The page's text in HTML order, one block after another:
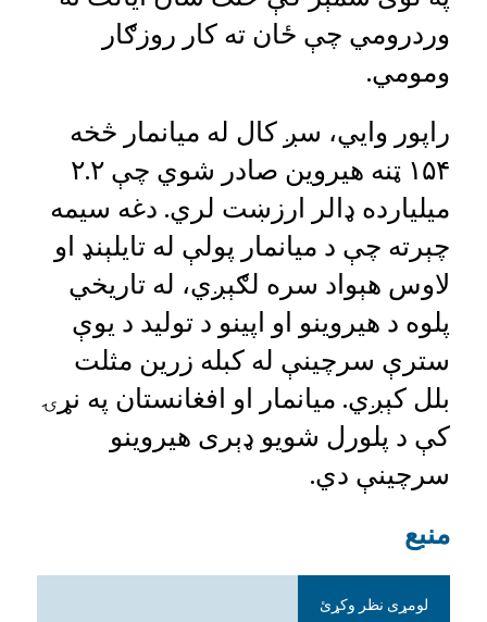
وردرومي چې ځان ته کار روزګار
ومومي.
راپور وايي، سږ کال له میانمار څخه
۱۵۴ ټنه هیروین صادر شوي چې ۲.۲
میلیارده ډالر ارزښت لري. دغه سیمه
چېرته چې د میانمار پولې له تایلېنډ او
لاوس هېواد سره لګېږي، له تاریخي
پلوه د هیروینو او اپینو د تولید د یوې
سترې سرچینې له کبله زرین مثلت
بلل کېږي. میانمار او افغانستان په نړۍ
کې د پلورل شویو ډېری هیروینو
سرچینې دي.
منبع
لومړی نظر وکړئ